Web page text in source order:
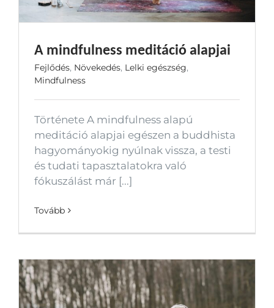
A mindfulness meditáció alapjai
Fejlődés, Növekedés, Lelki egészség,
Mindfulness
Története A mindfulness alapú
meditáció alapjai egészen a buddhista
hagyományokig nyúlnak vissza, a testi
és tudati tapasztalatokra való
fókuszálást már [...]
Tovább